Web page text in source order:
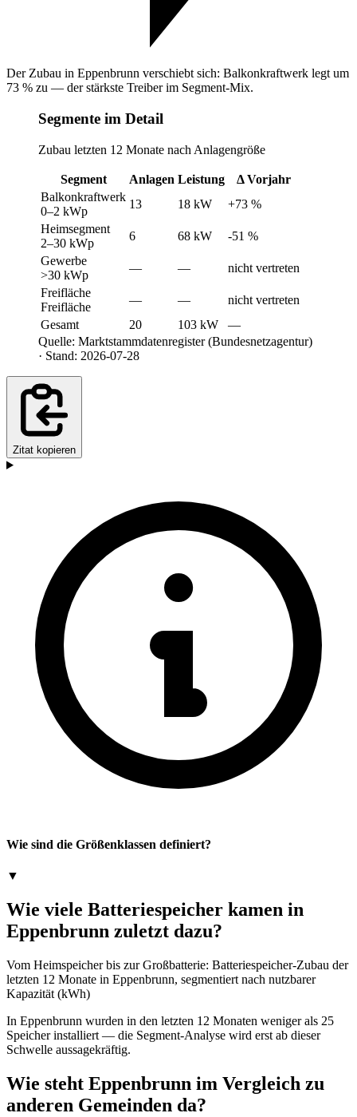
Der Zubau in Eppenbrunn verschiebt sich: Balkonkraftwerk legt um
73 % zu — der stärkste Treiber im Segment-Mix.
Segmente im Detail
Zubau letzten 12 Monate nach Anlagengröße
Segment Anlagen Leistung
Δ Vorjahr
Balkonkraftwerk
0–2 kWp
13 18 kW
+73 %
Heimsegment
2–30 kWp
6 68 kW
-51 %
Gewerbe
>30 kWp
— —
nicht vertreten
Freifläche
Freifläche
— —
nicht vertreten
Gesamt
20 103 kW
—
Quelle: Marktstammdatenregister (Bundesnetzagentur)
· Stand: 2026-07-28
Zitat kopieren
Wie sind die Größenklassen definiert?
▼
Wie viele Batteriespeicher kamen in
Eppenbrunn zuletzt dazu?
Vom Heimspeicher bis zur Großbatterie: Batteriespeicher-Zubau der
letzten 12 Monate in Eppenbrunn, segmentiert nach nutzbarer
Kapazität (kWh)
In Eppenbrunn wurden in den letzten 12 Monaten weniger als 25
Speicher installiert — die Segment-Analyse wird erst ab dieser
Schwelle aussagekräftig.
Wie steht Eppenbrunn im Vergleich zu
anderen Gemeinden da?